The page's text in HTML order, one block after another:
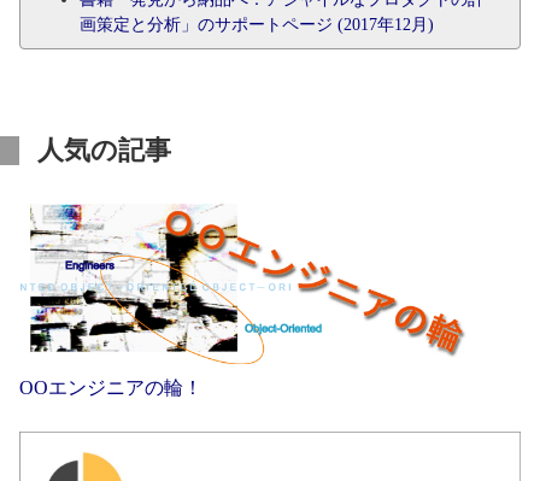
画策定と分析」のサポートページ (2017年12月)
人気の記事
OOエンジニアの輪！